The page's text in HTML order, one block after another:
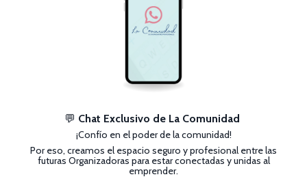
💬 Chat Exclusivo de La Comunidad
¡Confío en el poder de la comunidad!
Por eso, creamos el espacio seguro y profesional entre las
futuras Organizadoras para estar conectadas y unidas al
emprender.